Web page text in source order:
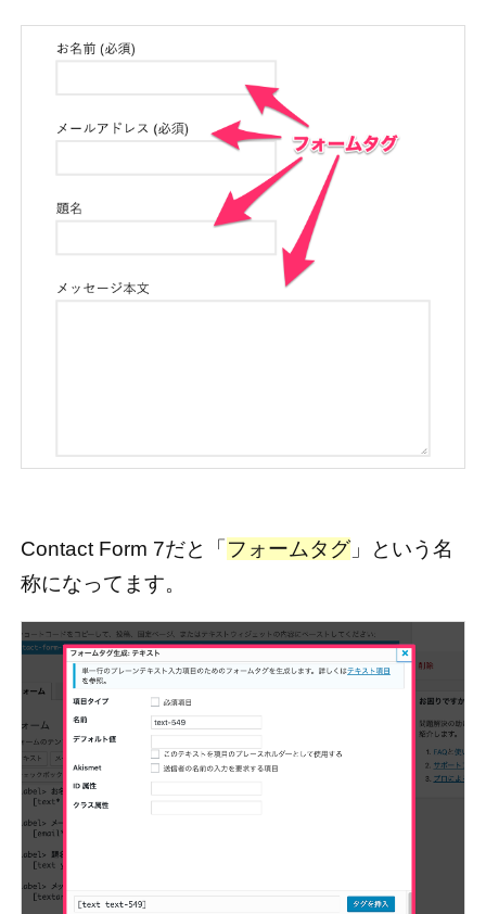
Contact Form 7だと「フォームタグ」という名
称になってます。